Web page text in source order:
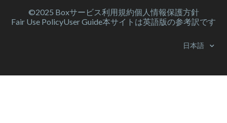
©2025 Boxサービス利⽤規約個人情報保護方針
Fair Use PolicyUser Guide本サイトは英語版の参考訳です
日本語